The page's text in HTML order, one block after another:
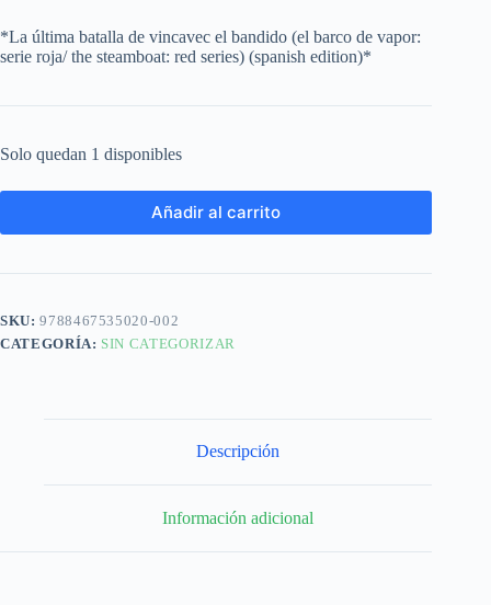
*La última batalla de vincavec el bandido (el barco de vapor:
serie roja/ the steamboat: red series) (spanish edition)*
Solo quedan 1 disponibles
Añadir al carrito
SKU:9788467535020-002
CATEGORÍA: SIN CATEGORIZAR
Descripción
Información adicional